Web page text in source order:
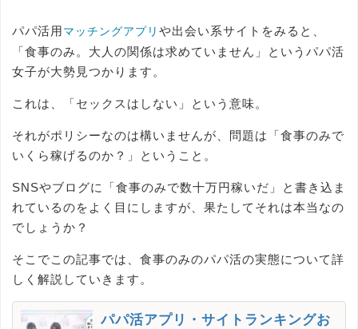
パパ活用マッチングアプリ や出会い系サイトをみると、
「食事のみ。大人の関係は求めていません」というパパ活
女子が大勢見つかります。
これは、「セックスはしない」という意味。
それがポリシーなのは構いませんが、問題は「食事のみで
いくら稼げるのか？」ということ。
SNSやブログに「食事のみで数十万円稼いだ」と書き込ま
れているのをよく目にしますが、果たしてそれは本当なの
でしょうか？
そこでこの記事では、食事のみのパパ活の実態について詳
しく解説していきます。
パパ活アプリ・サイトランキングお